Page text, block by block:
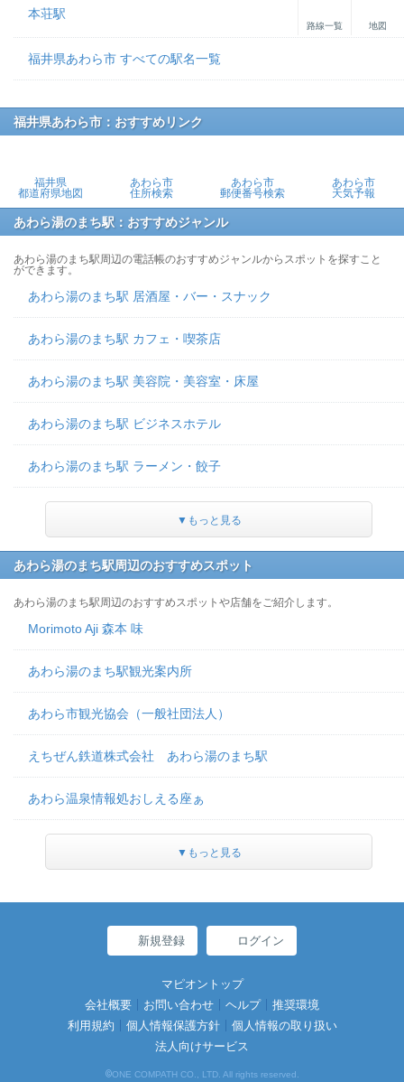
本荘駅
路線一覧 地図
福井県あわら市 すべての駅名一覧
福井県あわら市：おすすめリンク
福井県
都道府県地図
あわら市
住所検索
あわら市
郵便番号検索
あわら市
天気予報
あわら湯のまち駅：おすすめジャンル
あわら湯のまち駅周辺の電話帳のおすすめジャンルからスポットを探すこと
ができます。
あわら湯のまち駅 居酒屋・バー・スナック
あわら湯のまち駅 カフェ・喫茶店
あわら湯のまち駅 美容院・美容室・床屋
あわら湯のまち駅 ビジネスホテル
あわら湯のまち駅 ラーメン・餃子
▼もっと見る
あわら湯のまち駅周辺のおすすめスポット
あわら湯のまち駅周辺のおすすめスポットや店舗をご紹介します。
Morimoto Aji 森本 味
あわら湯のまち駅観光案内所
あわら市観光協会（一般社団法人）
えちぜん鉄道株式会社 あわら湯のまち駅
あわら温泉情報処おしえる座ぁ
▼もっと見る
新規登録 ログイン
マピオントップ
会社概要
お問い合わせ ヘルプ
推奨環境
利用規約
個人情報保護方針
個人情報の取り扱い
法人向けサービス
©ONE COMPATH CO., LTD. All rights reserved.